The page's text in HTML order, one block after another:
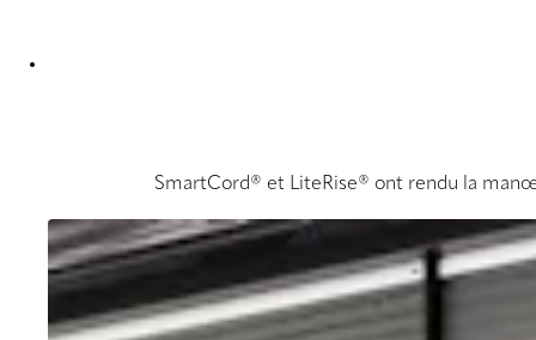
SmartCord® et LiteRise® ont rendu la